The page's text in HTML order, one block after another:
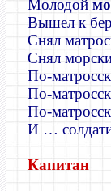
Молодой
Вышел к
Снял
Снял
По-
По-
По-
И …
Капитан